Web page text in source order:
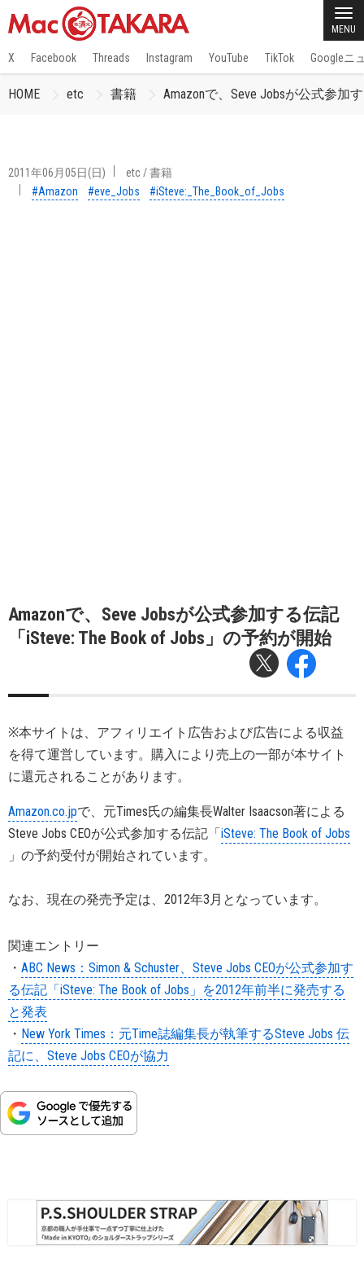
MENU
X Facebook Threads Instagram YouTube TikTok Googleニ
HOME etc 書籍 Amazonで、Seve Jobsが公式参加
2011年06月05日(日) etc/書籍
#Amazon
#eve_Jobs #iSteve:_The_Book_of_Jobs
Amazonで、Seve Jobsが公式参加する伝記
「iSteve: The Book of Jobs」の予約が開始
※本サイトは、アフィリエイト広告および広告による収益
を得て運営しています。購入により売上の一部が本サイト
に還元されることがあります。
Amazon.co.jpで、元Times氏の編集長Walter Isaacson著による
Steve Jobs CEOが公式参加する伝記「iSteve: The Book of Jobs
」の予約受付が開始されています。
なお、現在の発売予定は、2012年3月となっています。
関連エントリー
・ ABC News：Simon & Schuster、Steve Jobs CEOが公式参加す
る伝記「iSteve: The Book of Jobs」を2012年前半に発売する
と発表
・ New York Times：元Time誌編集長が執筆するSteve Jobs 伝
記に、Steve Jobs CEOが協力